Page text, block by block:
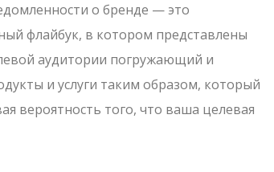
о бренде — это
флайбук, в котором представлены
аудитории погружающий и
и услуги таким образом, который
вероятность того, что ваша целевая